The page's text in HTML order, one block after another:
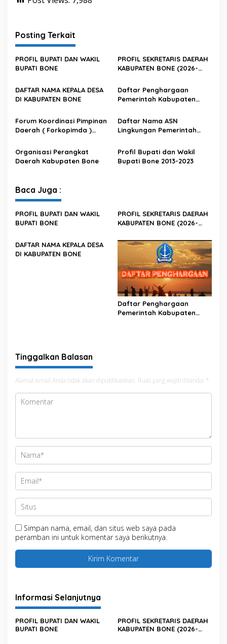
Posting Terkait
PROFIL BUPATI DAN WAKIL
BUPATI BONE
PROFIL SEKRETARIS DAERAH
KABUPATEN BONE (2026-
DAFTAR NAMA KEPALA DESA
DI KABUPATEN BONE
Daftar Penghargaan
Pemerintah Kabupaten
Forum Koordinasi Pimpinan
Daerah ( Forkopimda )
Daftar Nama ASN
Lingkungan Pemerintah
Organisasi Perangkat
Daerah Kabupaten Bone
Profil Bupati dan Wakil
Bupati Bone 2013-2023
Baca Juga :
PROFIL BUPATI DAN WAKIL
BUPATI BONE
PROFIL SEKRETARIS DAERAH
KABUPATEN BONE (2026-
DAFTAR NAMA KEPALA DESA
DI KABUPATEN BONE
Daftar Penghargaan
Pemerintah Kabupaten
Tinggalkan Balasan
Alamat email Anda tidak akan dipublikasikan. Ruas yang wajib ditandai *
Simpan nama, email, dan situs web saya pada
peramban ini untuk komentar saya berikutnya.
Informasi Selanjutnya
PROFIL BUPATI DAN WAKIL
BUPATI BONE
PROFIL SEKRETARIS DAERAH
KABUPATEN BONE (2026-